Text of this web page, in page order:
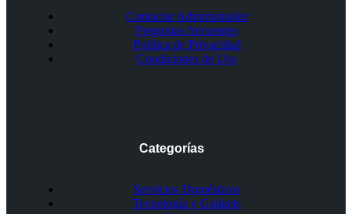
Contactar Administrador
Preguntas frecuentes
Política de Privacidad
Condiciones de Uso
Categorías
Servicios Domésticos
Tecnología y Gadgets